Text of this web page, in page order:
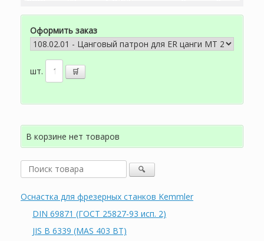
Оформить заказ
шт.
В корзине нет товаров
Оснастка для фрезерных станков Kemmler
DIN 69871 (ГОСТ 25827-93 исп. 2)
JIS B 6339 (MAS 403 BT)